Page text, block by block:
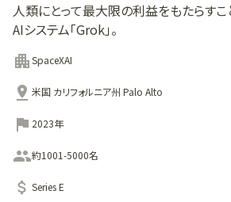
人類にとって最大限の利益をもたらす
AIシステム「Grok」。
SpaceXAI
米国 カリフォルニア州 Palo Alto
2023年
約1001-5000名
Series E